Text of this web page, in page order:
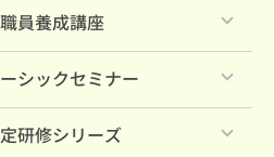
セミナー10選！
員養成講座
シックセミナー
研修シリーズ